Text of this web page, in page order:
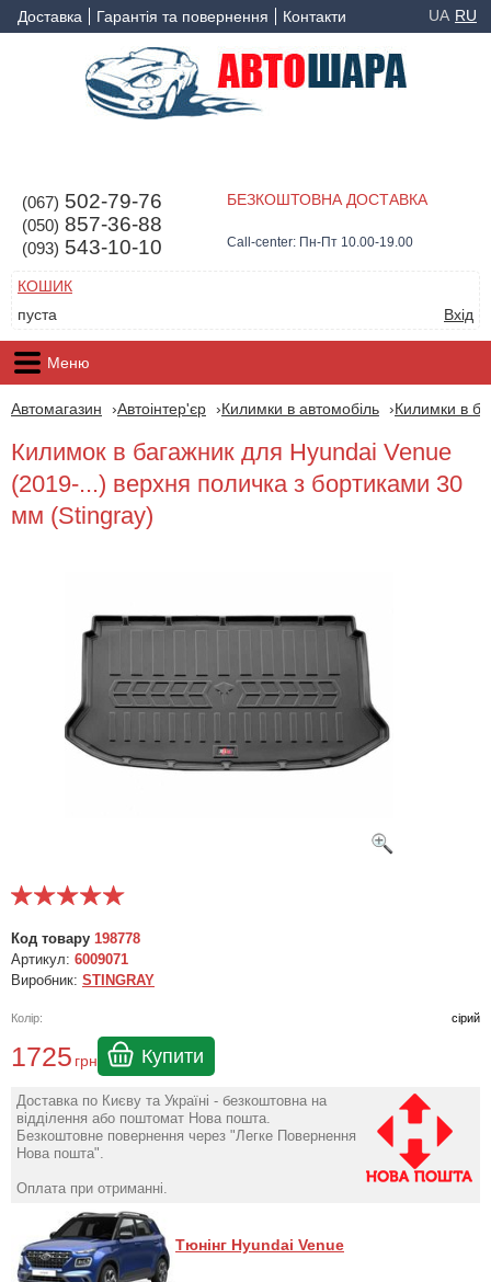
Доставка Гарантія та повернення Контакти UA RU
(067) 502-79-76
(050) 857-36-88
(093) 543-10-10
БЕЗКОШТОВНА ДОСТАВКА
Call-center: Пн-Пт 10.00-19.00
КОШИК
пуста
Вхід
Меню
Автомагазин Автоінтер'єр Килимки в автомобіль Килимки в
Килимок в багажник для Hyundai Venue
(2019-...) верхня поличка з бортиками 30
мм (Stingray)
Код товару 198778
Артикул: 6009071
Виробник: STINGRAY
Колір: сірий
1725 грн Купити
Доставка по Києву та Україні - безкоштовна на
відділення або поштомат Нова пошта.
Безкоштовне повернення через "Легке Повернення
Нова пошта".
Оплата при отриманні.
Тюнінг Hyundai Venue